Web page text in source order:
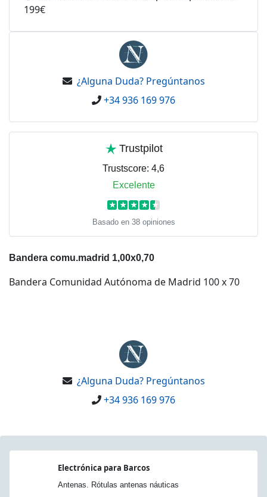
199€
¿Alguna Duda? Pregúntanos
+34 936 169 976
Trustpilot
Trustscore: 4,6
Excelente
★ ★ ★ ★ ★
Basado en 38 opiniones
Bandera comu.madrid 1,00x0,70
Bandera Comunidad Autónoma de Madrid 100 x 70
¿Alguna Duda? Pregúntanos
+34 936 169 976
Electrónica para Barcos
Antenas. Rótulas antenas náuticas